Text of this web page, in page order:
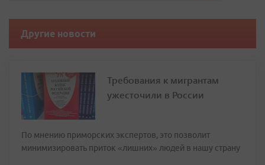
Другие новости
Требования к мигрантам
ужесточили в России
По мнению приморских экспертов, это позволит
минимизировать приток «лишних» людей в нашу страну